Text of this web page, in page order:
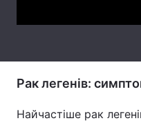
Контакти
Послуги
Рак легенів:
Найчастіше рак